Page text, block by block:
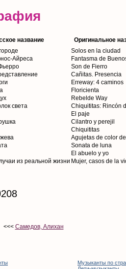
название
Оригинальное
Solos en la ciudad
Айреса
Fantasma de
Son de Fierro
Cañitas. Presencia
Erreway: 4 caminos
Floricienta
Rebelde Way
света
Chiquititas: Rincón
El paje
Cilantro y perejil
Chiquititas
Agujetas de color
Sonata de luna
El abuelo y yo
из реальной жизни Mujer, casos de la
<<< Самедов, Алихан
Музыканты по